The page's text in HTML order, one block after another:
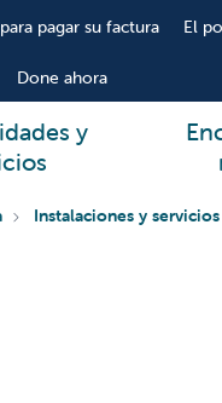
pagar su factura El
Done ahora
y
Instalaciones y